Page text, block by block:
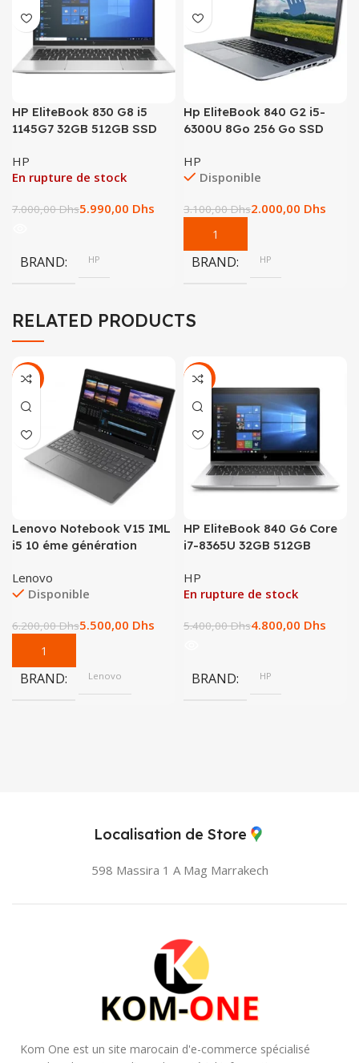
HP EliteBook 830 G8 i5
1145G7 32GB 512GB SSD
HP
En rupture de stock
7.000,00Dhs5.990,00 Dhs
BRAND HP
Hp EliteBook 840 G2 i5-
6300U 8Go 256 Go SSD
HP
Disponible
3.100,00Dhs2.000,00 Dhs
BRAND HP
RELATED PRODUCTS
-11%
Lenovo Notebook V15 IML
i5 10 éme génération
Lenovo
Disponible
6.200,00Dhs5.500,00 Dhs
BRAND Lenovo
-11%
HP EliteBook 840 G6 Core
i7-8365U 32GB 512GB
HP
En rupture de stock
5.400,00Dhs4.800,00 Dhs
BRAND HP
Localisation de Store
598 Massira 1 A Mag Marrakech
Kom One est un site marocain d'e-commerce spécialisé